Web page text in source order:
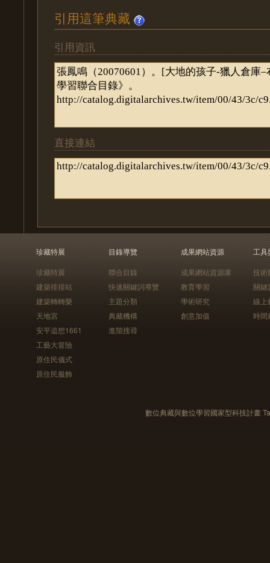
引用這筆典藏
引用資訊
直接連結
珍藏特展
珍藏特展
建築排排站
建築轉轉樂
天地宮
安平追想1661
工藝大冒險
原住民儀式
原住民服飾
目錄導覽
聯合目錄
快速關鍵詞導覽
主題分類
典藏機構
進階搜尋
成果網站資源
成果網站資源庫
教育學習
學術研究
創意加值
工具
技術
關鍵
線上
時間
數位典藏與數位學習國家型科技計畫